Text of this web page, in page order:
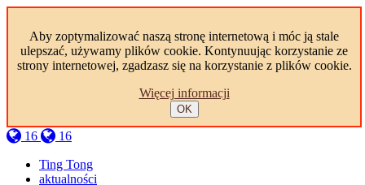
Aby zoptymalizować naszą stronę internetową i móc ją stale
ulepszać, używamy plików cookie. Kontynuując korzystanie ze
strony internetowej, zgadzasz się na korzystanie z plików cookie.
Więcej informacji
OK
16 16
Ting Tong
aktualności